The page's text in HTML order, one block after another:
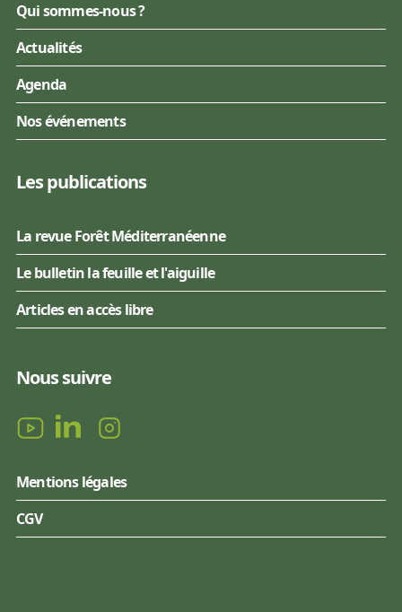
Qui sommes-nous ?
Actualités
Agenda
Nos événements
Les publications
La revue Forêt Méditerranéenne
Le bulletin la feuille et l'aiguille
Articles en accès libre
Nous suivre
Mentions légales
CGV